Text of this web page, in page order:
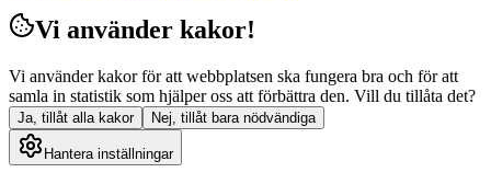
Vi använder kakor!
Vi använder kakor för att webbplatsen ska fungera bra och för att
samla in statistik som hjälper oss att förbättra den. Vill du tillåta det?
Ja, tillåt alla kakor Nej, tillåt bara nödvändiga
Hantera inställningar